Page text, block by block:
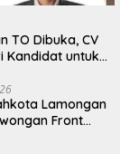
TO Dibuka, CV
Kandidat untuk
Lamongan
Front